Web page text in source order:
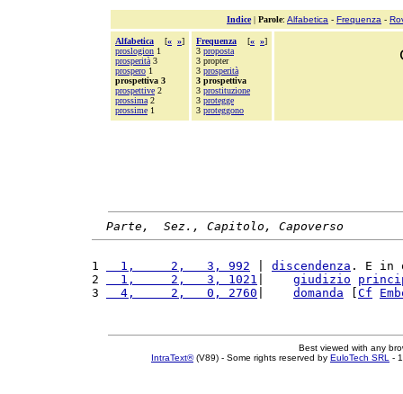
Indice| Parole: Alfabetica - Frequenza -
Alfabetica [« »]
proslogion 1
prosperità 3
prospero 1
prospettiva 3
prospettive 2
prossima 2
prossime 1
Frequenza [« »]
3 proposta
3 propter
3 prosperità
3 prospettiva
3 prostituzione
3 protegge
3 proteggono
Parte,  Sez., Capitolo, Capoverso
1
  1,     2,   3, 992
discendenza . E in
2
  1,     2,   3, 1021
giudizio
3
  4,     2,   0, 2760
domanda Cf
Best viewed with any
IntraText®(V89) - Some rights reserved by EuloTech SRL -